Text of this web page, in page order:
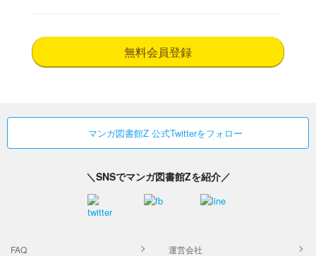
無料会員登録
マンガ図書館Z 公式Twitterをフォロー
＼SNSでマンガ図書館Zを紹介／
FAQ 運営会社